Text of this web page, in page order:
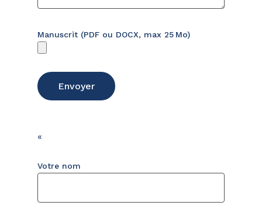
Manuscrit (PDF ou DOCX, max 25 Mo)
«
Votre nom